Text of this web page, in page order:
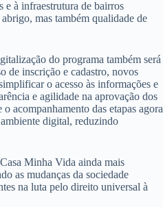
e à infraestrutura de bairros
mas também qualidade de
do programa também será
de inscrição e cadastro, novos
o acesso às informações e
e agilidade na aprovação dos
acompanhamento das etapas agora
digital, reduzindo
Minha Vida ainda mais
as mudanças da sociedade
na luta pelo direito universal à